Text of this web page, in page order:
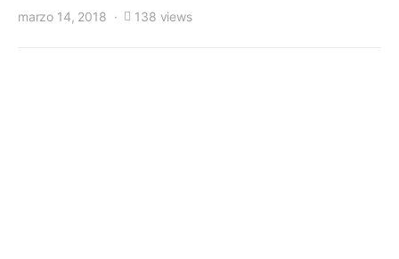
marzo 14, 2018 138 views